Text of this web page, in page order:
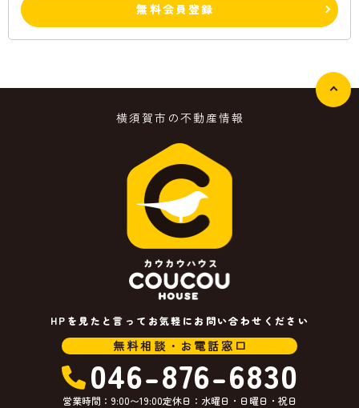
無料会員登録
横須賀市の不動産情報
HPを見たと言ってお気軽にお問い合わせください
無料相談・お電話窓口
046-876-6830
営業時間：9:00〜19:00定休日：水曜日・日曜日・祝日